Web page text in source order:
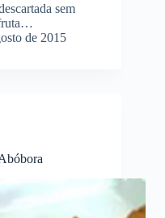
sem
fruta…
de 2015